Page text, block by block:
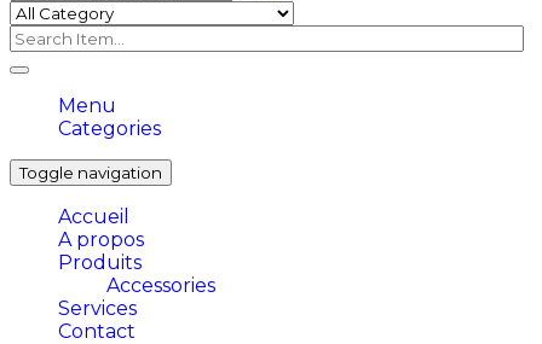
Menu
Categories
Toggle navigation
Accueil
A propos
Produits
Accessories
Services
Contact